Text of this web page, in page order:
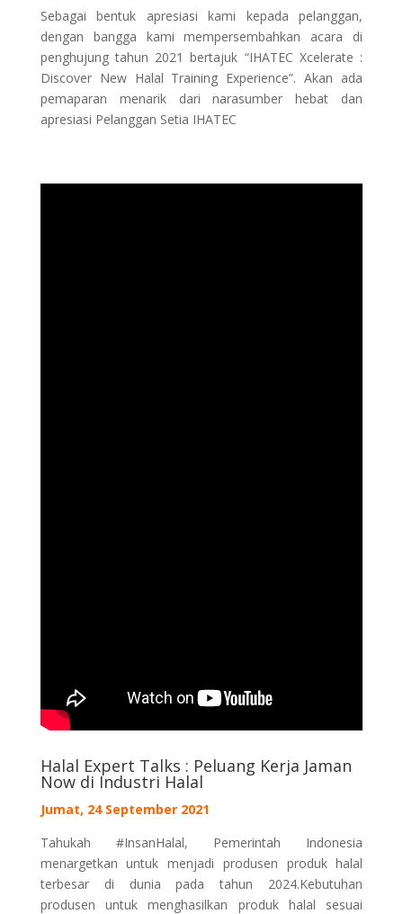
Sebagai bentuk apresiasi kami kepada pelanggan,
dengan bangga kami mempersembahkan acara di
penghujung tahun 2021 bertajuk “IHATEC Xcelerate :
Discover New Halal Training Experience”. Akan ada
pemaparan menarik dari narasumber hebat dan
apresiasi Pelanggan Setia IHATEC
Halal Expert Talks : Peluang Kerja Jaman
Now di Industri Halal
Jumat, 24 September 2021
Tahukah #InsanHalal, Pemerintah Indonesia
menargetkan untuk menjadi produsen produk halal
terbesar di dunia pada tahun 2024.Kebutuhan
produsen untuk menghasilkan produk halal sesuai